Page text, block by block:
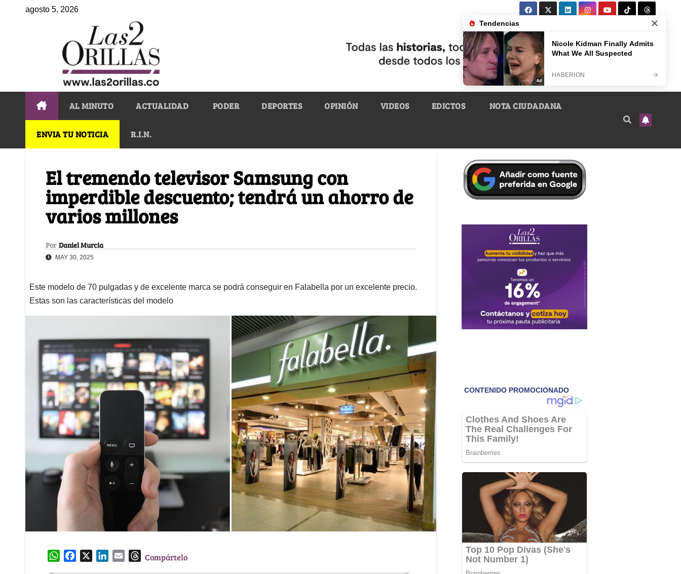
agosto 5, 2026
AL MINUTO ACTUALIDAD PODER DEPORTES OPINIÓN VIDEOS EDICTOS NOTA CIUDADANA
ENVIA TU NOTICIA R.I.N.
El tremendo televisor Samsung con
imperdible descuento; tendrá un ahorro de
varios millones
Por Daniel Murcia
MAY 30, 2025
Este modelo de 70 pulgadas y de excelente marca se podrá conseguir en Falabella por un excelente precio.
Estas son las características del modelo
W
TCompártelo